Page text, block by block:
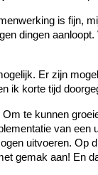
is fijn,
dingen
Er zijn
ik korte tijd
te kunnen
van een
uitvoeren. Op
gemak aan! En